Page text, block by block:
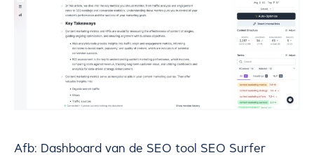
Afb: Dashboard van de SEO tool SEO Surfer